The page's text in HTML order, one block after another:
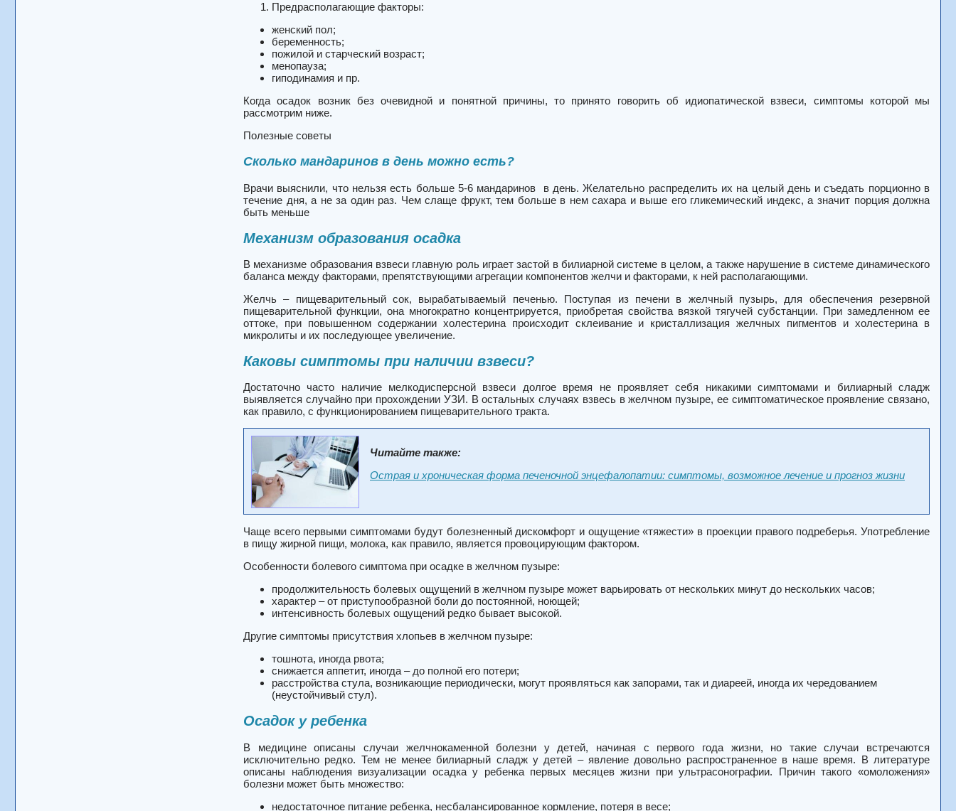
Предрасполагающие факторы:
женский пол;
беременность;
пожилой и старческий возраст;
менопауза;
гиподинамия и пр.
Когда осадок возник без очевидной и понятной причины, то принято говорить об идиопатической взвеси, симптомы которой мы
рассмотрим ниже.
Полезные советы
Сколько мандаринов в день можно есть?
Врачи выяснили, что нельзя есть больше 5-6 мандаринов в день. Желательно распределить их на целый день и съедать порционно в
течение дня, а не за один раз. Чем слаще фрукт, тем больше в нем сахара и выше его гликемический индекс, а значит порция должна
быть меньше
Механизм образования осадка
В механизме образования взвеси главную роль играет застой в билиарной системе в целом, а также нарушение в системе динамического
баланса между факторами, препятствующими агрегации компонентов желчи и факторами, к ней располагающими.
Желчь – пищеварительный сок, вырабатываемый печенью. Поступая из печени в желчный пузырь, для обеспечения резервной
пищеварительной функции, она многократно концентрируется, приобретая свойства вязкой тягучей субстанции. При замедленном ее
оттоке, при повышенном содержании холестерина происходит склеивание и кристаллизация желчных пигментов и холестерина в
микролиты и их последующее увеличение.
Каковы симптомы при наличии взвеси?
Достаточно часто наличие мелкодисперсной взвеси долгое время не проявляет себя никакими симптомами и билиарный сладж
выявляется случайно при прохождении УЗИ. В остальных случаях взвесь в желчном пузыре, ее симптоматическое проявление связано,
как правило, с функционированием пищеварительного тракта.
Читайте также:
Острая и хроническая форма печеночной энцефалопатии: симптомы, возможное лечение и прогноз жизни
Чаще всего первыми симптомами будут болезненный дискомфорт и ощущение «тяжести» в проекции правого подреберья. Употребление
в пищу жирной пищи, молока, как правило, является провоцирующим фактором.
Особенности болевого симптома при осадке в желчном пузыре:
продолжительность болевых ощущений в желчном пузыре может варьировать от нескольких минут до нескольких часов;
характер – от приступообразной боли до постоянной, ноющей;
интенсивность болевых ощущений редко бывает высокой.
Другие симптомы присутствия хлопьев в желчном пузыре:
тошнота, иногда рвота;
снижается аппетит, иногда – до полной его потери;
расстройства стула, возникающие периодически, могут проявляться как запорами, так и диареей, иногда их чередованием
(неустойчивый стул).
Осадок у ребенка
В медицине описаны случаи желчнокаменной болезни у детей, начиная с первого года жизни, но такие случаи встречаются
исключительно редко. Тем не менее билиарный сладж у детей – явление довольно распространенное в наше время. В литературе
описаны наблюдения визуализации осадка у ребенка первых месяцев жизни при ультрасонографии. Причин такого «омоложения»
болезни может быть множество:
недостаточное питание ребенка, несбалансированное кормление, потеря в весе;